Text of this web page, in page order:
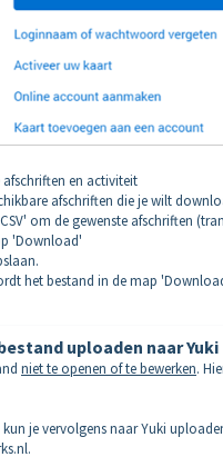
en activiteit
afschriften die je wilt
om de gewenste afschriften
'Download'
het bestand in de map
uploaden naar Yuki
niet te openen of te bewerken.
je vervolgens naar Yuki